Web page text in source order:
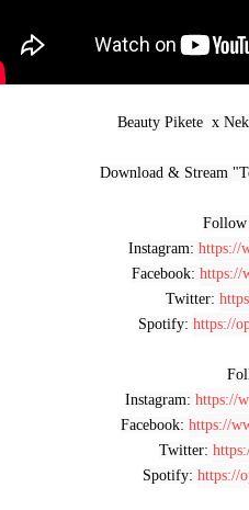
Beauty Pikete  x
Download & Stream
Instagram: https://
Facebook: https://
Twitter:
Spotify: https://
Instagram: https://
Facebook: https://
Twitter:
Spotify: https://